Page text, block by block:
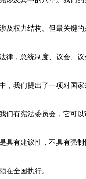
及权力结构。但最关键
律，总统制度、议会、
，我们提出了一项对国家
们有宪法委员会，它可
具有建议性，不具有强
在全国执行。